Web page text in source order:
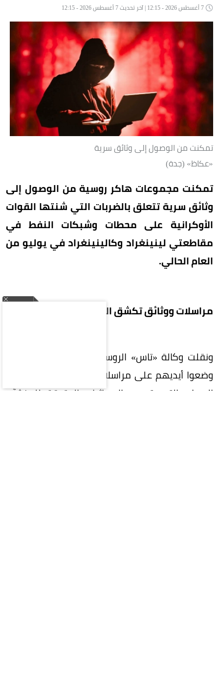
تمكنت من الوصول إلى وثائق سرية
«عكاظ» (جدة)
تمكنت مجموعات هاكر روسية من الوصول إلى
وثائق سرية تتعلق بالضربات التي شنتها القوات
الأوكرانية على محطات وشبكات النفط في
مقاطعتي لينينغراد وكالينينغراد في يوليو من
العام الحالي.
مراسلات ووثائق تكشق الإحداثيات
ونقلت وكالة «تاس» الروسية عن المخترقين بأنهم
وضعوا أيديهم على مراسلات ووثائق تكشف بوضوح
الجهات التي قدمت الإحداثيات الدقيقة للمنشآت